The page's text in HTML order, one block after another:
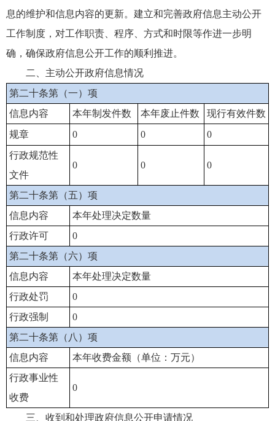
息的维护和信息内容的更新。建立和完善政府信息主动公开
工作制度，对工作职责、程序、方式和时限等作进一步明
确，确保政府信息公开工作的顺利推进。
二、主动公开政府信息情况
第二十条第（一）项
信息内容
本年制发件数 本年废止件数
现行有效件数
规章
0 0
0
行政规范性
文件
0 0 0
第二十条第（五）项
信息内容
本年处理决定数量
行政许可
0
第二十条第（六）项
信息内容
本年处理决定数量
行政处罚
0
行政强制
0
第二十条第（八）项
信息内容
本年收费金额（单位：万元）
行政事业性
收费
0
三、收到和处理政府信息公开申请情况